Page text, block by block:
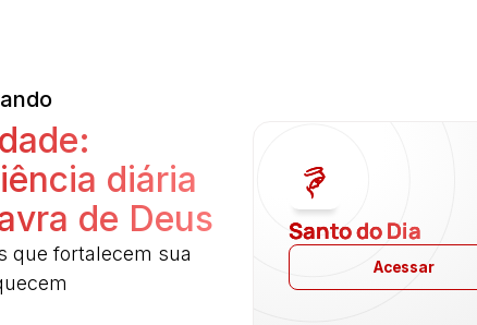
diária
de Deus
que fortalecem sua
Santo do Dia
Acessar